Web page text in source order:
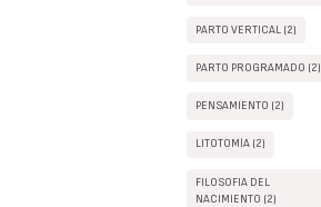
PARTO VERTICAL (2)
PARTO PROGRAMADO (2)
PENSAMIENTO (2)
LITOTOMÍA (2)
FILOSOFIA DEL
NACIMIENTO (2)